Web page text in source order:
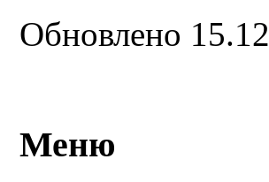
Обновлено
Меню